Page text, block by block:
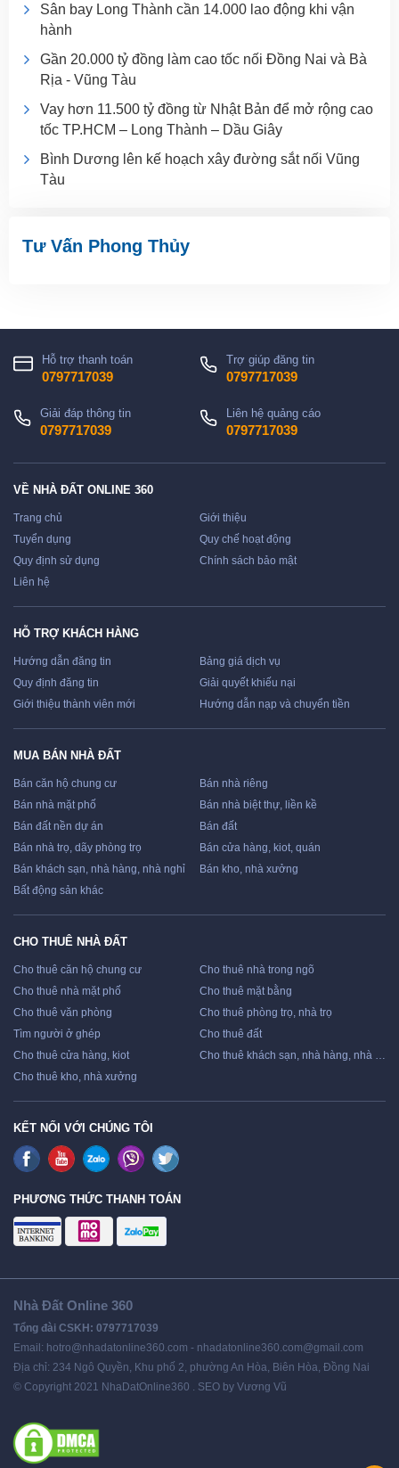
Sân bay Long Thành cần 14.000 lao động khi vận
hành
Gần 20.000 tỷ đồng làm cao tốc nối Đồng Nai và Bà
Rịa - Vũng Tàu
Vay hơn 11.500 tỷ đồng từ Nhật Bản để mở rộng cao
tốc TP.HCM – Long Thành – Dầu Giây
Bình Dương lên kế hoạch xây đường sắt nối Vũng
Tàu
Tư Vấn Phong Thủy
Hỗ trợ thanh toán
0797717039
Trợ giúp đăng tin
0797717039
Giải đáp thông tin
0797717039
Liên hệ quảng cáo
0797717039
VỀ NHÀ ĐẤT ONLINE 360
Trang chủ
Giới thiệu
Tuyển dụng
Quy chế hoạt động
Quy định sử dụng
Chính sách bảo mật
Liên hệ
HỖ TRỢ KHÁCH HÀNG
Hướng dẫn đăng tin
Bảng giá dịch vụ
Quy định đăng tin
Giải quyết khiếu nại
Giới thiệu thành viên mới
Hướng dẫn nạp và chuyển tiền
MUA BÁN NHÀ ĐẤT
Bán căn hộ chung cư
Bán nhà riêng
Bán nhà mặt phố
Bán nhà biệt thự, liền kề
Bán đất nền dự án
Bán đất
Bán nhà trọ, dãy phòng trọ
Bán cửa hàng, kiot, quán
Bán khách sạn, nhà hàng, nhà nghỉ
Bán kho, nhà xưởng
Bất động sản khác
CHO THUÊ NHÀ ĐẤT
Cho thuê căn hộ chung cư
Cho thuê nhà trong ngõ
Cho thuê nhà mặt phố
Cho thuê mặt bằng
Cho thuê văn phòng
Cho thuê phòng trọ, nhà trọ
Tìm người ở ghép
Cho thuê đất
Cho thuê cửa hàng, kiot
Cho thuê khách sạn, nhà hàng, nhà nghỉ
Cho thuê kho, nhà xưởng
KẾT NỐI VỚI CHÚNG TÔI
PHƯƠNG THỨC THANH TOÁN
Nhà Đất Online 360
Tổng đài CSKH: 0797717039
Email: hotro@nhadatonline360.com - nhadatonline360.com@gmail.com
Địa chỉ: 234 Ngô Quyền, Khu phố 2, phường An Hòa, Biên Hòa, Đồng Nai
© Copyright 2021 NhaDatOnline360 . SEO by Vương Vũ